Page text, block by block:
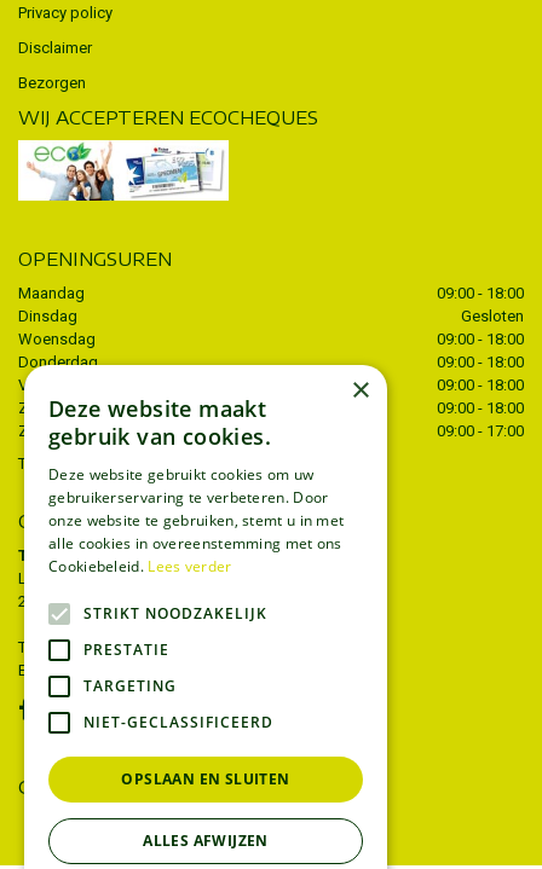
Privacy policy
Disclaimer
Bezorgen
WIJ ACCEPTEREN ECOCHEQUES
OPENINGSUREN
Maandag
09:00 - 18:00
Dinsdag
Gesloten
Woensdag
09:00 - 18:00
Donderdag
09:00 - 18:00
Vrijdag
09:00 - 18:00
Zaterdag
09:00 - 18:00
Zondag
09:00 - 17:00
Toon alle openingstijden
CONTACT
Tuincentrum Thiels
Liersesteenweg 68
2221 Heist-op-den-berg
T.
015 22 27 52
E.
GEEF UW MENING
×
Deze website maakt
gebruik van cookies.
Deze website gebruikt cookies om uw
gebruikerservaring te verbeteren. Door
onze website te gebruiken, stemt u in met
alle cookies in overeenstemming met ons
Cookiebeleid. Lees verder
STRIKT NOODZAKELIJK
PRESTATIE
TARGETING
NIET-GECLASSIFICEERD
OPSLAAN EN SLUITEN
ALLES AFWIJZEN